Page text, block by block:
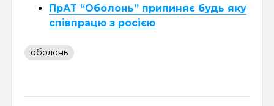
ПрАТ “Оболонь” припиняє будь яку
співпрацю з росією
оболонь